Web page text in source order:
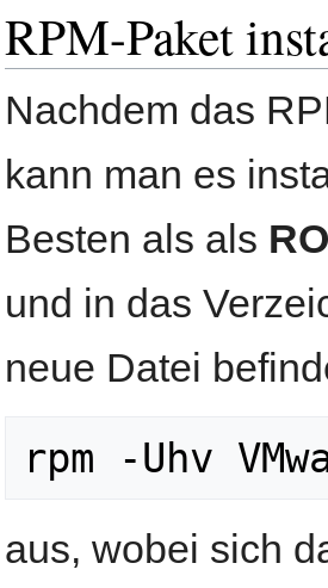
RPM-Paket
Nachdem das
kann man es
Besten als als
und in das
neue Datei
rpm -Uhv
aus, wobei sich